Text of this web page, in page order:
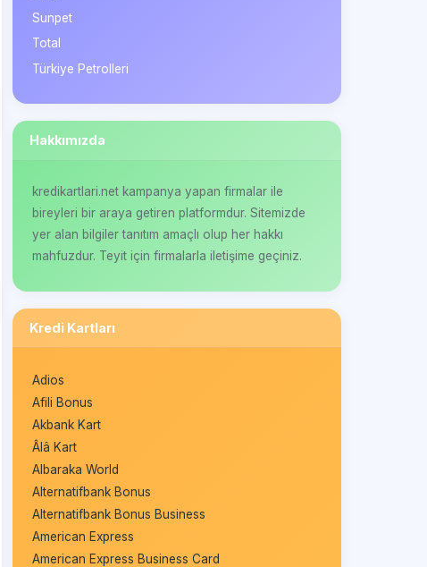
Sunpet
Total
Türkiye Petrolleri
Hakkımızda
kredikartlari.net kampanya yapan firmalar ile
bireyleri bir araya getiren platformdur. Sitemizde
yer alan bilgiler tanıtım amaçlı olup her hakkı
mahfuzdur. Teyit için firmalarla iletişime geçiniz.
Kredi Kartları
Adios
Afili Bonus
Akbank Kart
Âlâ Kart
Albaraka World
Alternatifbank Bonus
Alternatifbank Bonus Business
American Express
American Express Business Card